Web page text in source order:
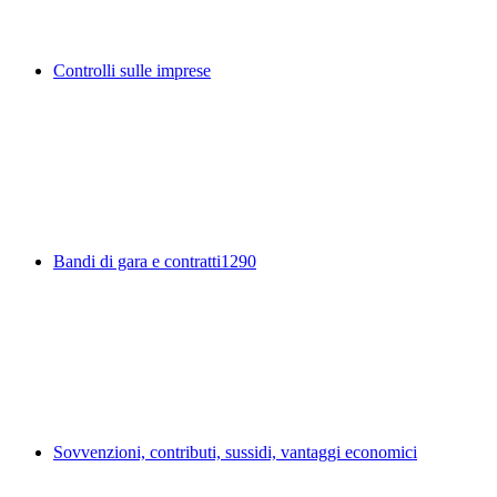
Controlli sulle imprese
Bandi di gara e contratti1290
Sovvenzioni, contributi, sussidi, vantaggi economici